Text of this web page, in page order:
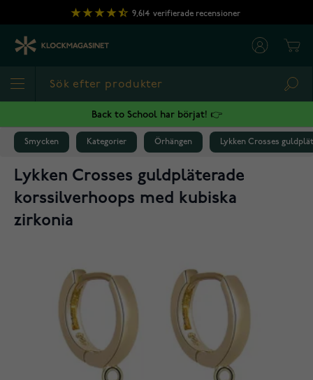
Hoppa till innehållet
9,614 verifierade recensioner
Back to School har börjat! 👉
Smycken Kategorier Örhängen Lykken Crosses
Lykken Crosses guldpläterade
korssilverhoops med kubiska
zirkonia